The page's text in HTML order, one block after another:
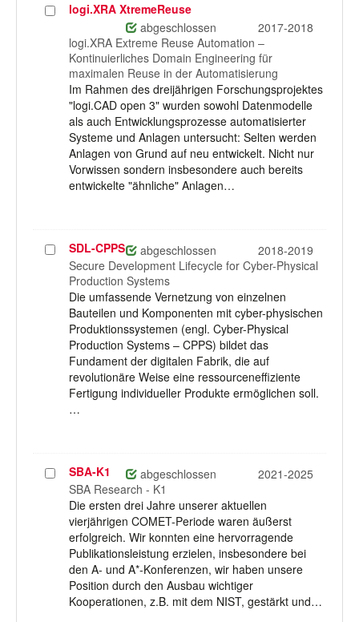
Projektlogi.XRA XtremeReuse
abgeschlossen
2017-2018
logi.XRA Extreme Reuse Automation –
Kontinuierliches Domain Engineering für
maximalen Reuse in der Automatisierung
Im Rahmen des dreijährigen Forschungsprojektes
"logi.CAD open 3" wurden sowohl Datenmodelle
als auch Entwicklungsprozesse automatisierter
Systeme und Anlagen untersucht: Selten werden
Anlagen von Grund auf neu entwickelt. Nicht nur
Vorwissen sondern insbesondere auch bereits
entwickelte "ähnliche" Anlagen…
Projekt
auswählen
SDL-CPPS abgeschlossen
2018-2019
Secure Development Lifecycle for Cyber-Physical
Production Systems
Die umfassende Vernetzung von einzelnen
Bauteilen und Komponenten mit cyber-physischen
Produktionssystemen (engl. Cyber-Physical
Production Systems – CPPS) bildet das
Fundament der digitalen Fabrik, die auf
revolutionäre Weise eine ressourceneffiziente
Fertigung individueller Produkte ermöglichen soll.
…
Projekt
auswählen
SBA-K1 abgeschlossen
2021-2025
SBA Research - K1
Die ersten drei Jahre unserer aktuellen
vierjährigen COMET-Periode waren äußerst
erfolgreich. Wir konnten eine hervorragende
Publikationsleistung erzielen, insbesondere bei
den A- und A*-Konferenzen, wir haben unsere
Position durch den Ausbau wichtiger
Kooperationen, z.B. mit dem NIST, gestärkt und…